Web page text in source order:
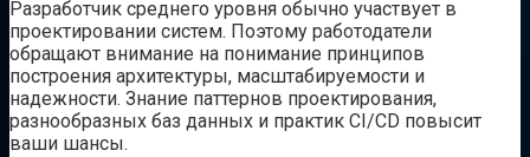
Разработчик среднего уровня обычно участвует в
проектировании систем. Поэтому работодатели
обращают внимание на понимание принципов
построения архитектуры, масштабируемости и
надежности. Знание паттернов проектирования,
разнообразных баз данных и практик CI/CD повысит
ваши шансы.